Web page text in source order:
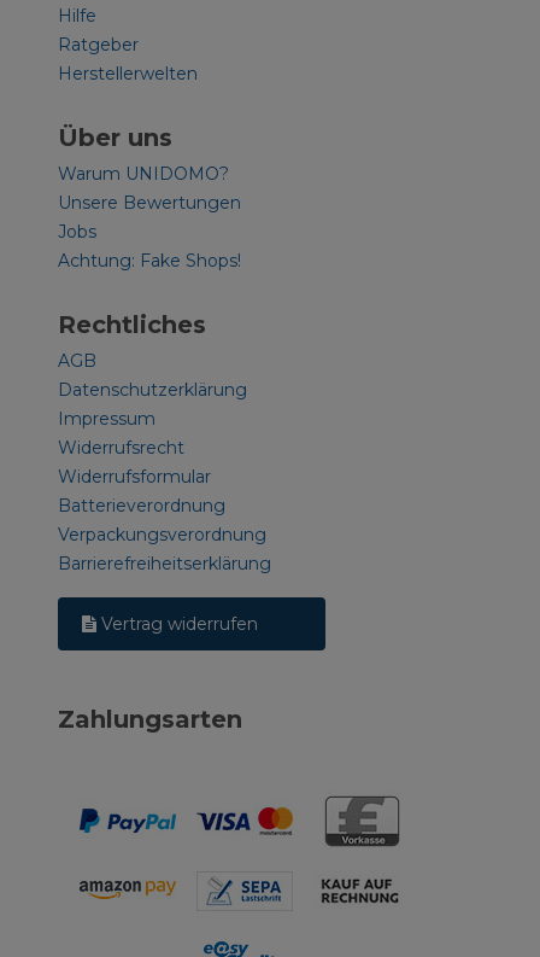
Hilfe
Ratgeber
Herstellerwelten
Über uns
Warum UNIDOMO?
Unsere Bewertungen
Jobs
Achtung: Fake Shops!
Rechtliches
AGB
Datenschutzerklärung
Impressum
Widerrufsrecht
Widerrufsformular
Batterieverordnung
Verpackungsverordnung
Barrierefreiheitserklärung
Vertrag widerrufen
Zahlungsarten